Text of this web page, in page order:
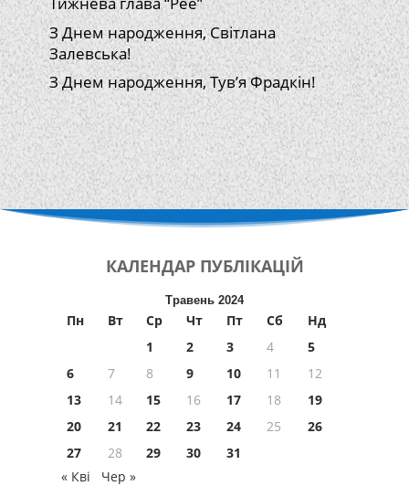
З Днем народження, Світлана
Залевська!
З Днем народження, Тув’я Фрадкін!
КАЛЕНДАР ПУБЛІКАЦІЙ
Травень 2024
Пн Вт Ср Чт Пт Сб
Нд
1
2 3 4
5
6
7 8 9 10 11
12
13
14 15 16 17 18
19
20
21 22 23 24 25
26
27
28 29 30
31
« Кві
Чер »